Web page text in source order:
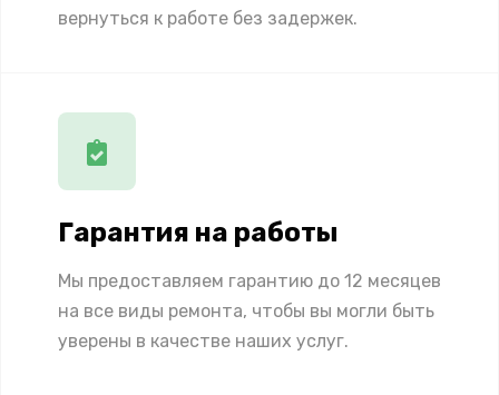
вернуться к работе без задержек.
Гарантия на работы
Мы предоставляем гарантию до 12 месяцев
на все виды ремонта, чтобы вы могли быть
уверены в качестве наших услуг.